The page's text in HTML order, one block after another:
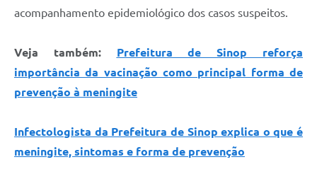
acompanhamento epidemiológico dos casos suspeitos.
Veja também: Prefeitura de Sinop reforça
importância da vacinação como principal forma de
prevenção à meningite
Infectologista da Prefeitura de Sinop explica o que é
meningite, sintomas e forma de prevenção